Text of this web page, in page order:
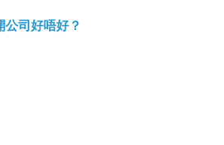
公司好唔好？